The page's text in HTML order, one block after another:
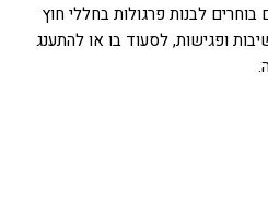
לבנות פרגולות בחללי חוץ
ופגישות, לסעוד בו או להתענג